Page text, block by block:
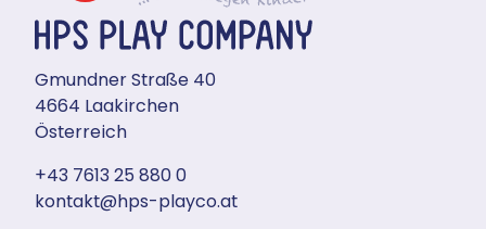
Gmundner Straße 40
4664 Laakirchen
Österreich
+43 7613 25 880 0
kontakt@hps-playco.at